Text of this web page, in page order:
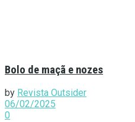
Bolo de maçã e nozes
by Revista Outsider
06/02/2025
0